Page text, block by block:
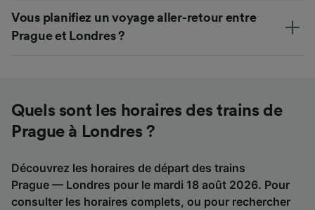
Vous planifiez un voyage aller-retour entre
Prague et Londres ?
Quels sont les horaires des trains de
Prague à Londres ?
Découvrez les horaires de départ des trains
Prague — Londres pour le mardi 18 août 2026. Pour
consulter les horaires complets, ou pour rechercher